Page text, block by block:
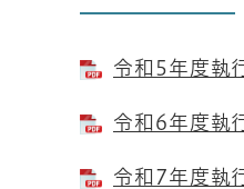
令和5年度執
令和6年度執
令和7年度執